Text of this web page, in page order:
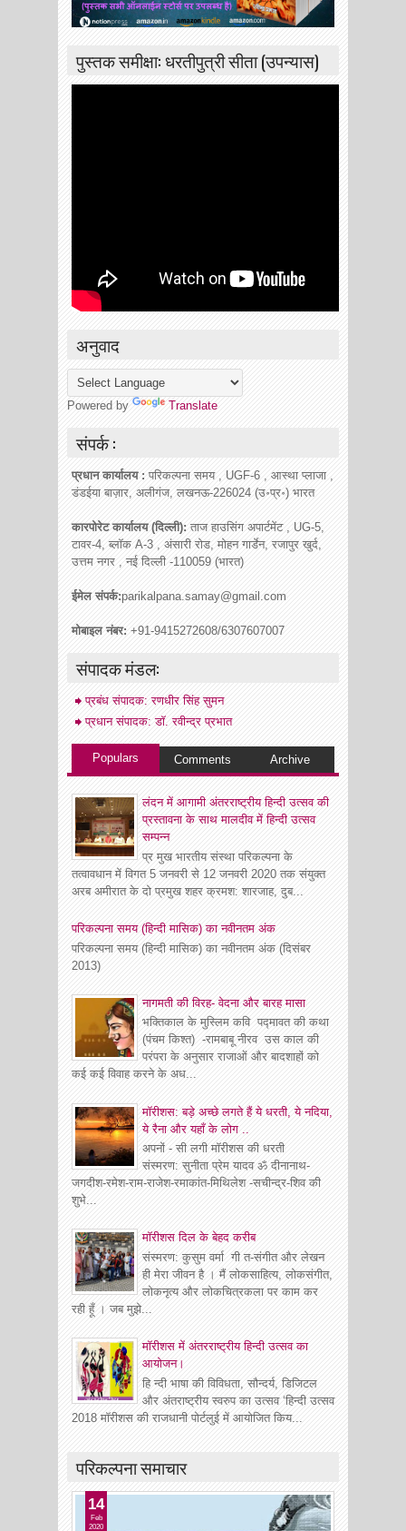
पुस्तक समीक्षा: धरतीपुत्री सीता (उपन्यास)
अनुवाद
Powered by Translate
संपर्क :
प्रधान कार्यालय : परिकल्पना समय , UGF-6 , आस्था प्लाजा ,
डंडईया बाज़ार, अलीगंज, लखनऊ-226024 (उ॰प्र॰) भारत
कारपोरेट कार्यालय (दिल्ली): ताज हाउसिंग अपार्टमेंट , UG-5,
टावर-4, ब्लॉक A-3 , अंसारी रोड, मोहन गार्डेन, रजापुर खुर्द,
उत्तम नगर , नई दिल्ली -110059 (भारत)
ईमेल संपर्क:parikalpana.samay@gmail.com
मोबाइल नंबर: +91-9415272608/6307607007
संपादक मंडल:
प्रबंध संपादक: रणधीर सिंह सुमन
प्रधान संपादक: डॉ. रवीन्द्र प्रभात
Populars Comments Archive
लंदन में आगामी अंतरराष्ट्रीय हिन्दी उत्सव की
प्रस्तावना के साथ मालदीव में हिन्दी उत्सव
सम्पन्न
प्र मुख भारतीय संस्था परिकल्पना के
तत्वावधान में विगत 5 जनवरी से 12 जनवरी 2020 तक संयुक्त
अरब अमीरात के दो प्रमुख शहर क्रमश: शारजाह, दुब...
परिकल्पना समय (हिन्दी मासिक) का नवीनतम अंक
परिकल्पना समय (हिन्दी मासिक) का नवीनतम अंक (दिसंबर
2013)
नागमती की विरह- वेदना और बारह मासा
भक्तिकाल के मुस्लिम कवि पद्मावत की कथा
(पंचम किश्त) -रामबाबू नीरव उस काल की
परंपरा के अनुसार राजाओं और बादशाहों को
कई कई विवाह करने के अध...
मॉरीशस: बड़े अच्छे लगते हैं ये धरती, ये नदिया,
ये रैना और यहाँ के लोग ..
अपनों - सी लगी मॉरीशस की धरती
संस्मरण: सुनीता प्रेम यादव ॐ दीनानाथ-
जगदीश-रमेश-राम-राजेश-रमाकांत-मिथिलेश -सचीन्द्र-शिव की
शुभे...
माॅरीशस दिल के बेहद करीब
संस्मरण: कुसुम वर्मा गी त-संगीत और लेखन
ही मेरा जीवन है । मैं लोकसाहित्य, लोकसंगीत,
लोकनृत्य और लोकचित्रकला पर काम कर
रही हूँ । जब मुझे...
मॉरीशस में अंतरराष्ट्रीय हिन्दी उत्सव का
आयोजन।
हि न्दी भाषा की विविधता, सौन्दर्य, डिजिटल
और अंतराष्ट्रीय स्वरुप का उत्सव ‘हिन्दी उत्सव
2018 मॉरीशस की राजधानी पोर्टलुई में आयोजित किय...
परिकल्पना समाचार
14
Feb
2020